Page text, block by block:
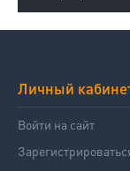
Личный
Войти на сайт